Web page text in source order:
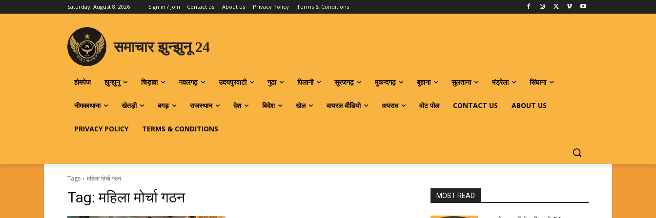
Saturday, August 8, 2026 Sign in / Join Contact us About us Privacy Policy Terms & Conditions
समाचार झुन्झुनू 24
होमपेज झुन्झुनू चिड़ावा नवलगढ़ उदयपुरवाटी गुढा पिलानी सूरजगढ़ मुकन्दगढ़ बुहाना सुलताना मंड्रेला सिंघाना
नीमकाथाना खेतड़ी बगड़ राजस्थान देश विदेश खेल वायरल वीडियो अपराध वोट पोल CONTACT US ABOUT US
PRIVACY POLICY TERMS & CONDITIONS
Tags महिला मोर्चा गठन
Tag:महिला मोर्चा गठन MOST READ